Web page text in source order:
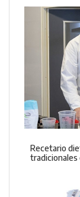
Recetario
tradicionales